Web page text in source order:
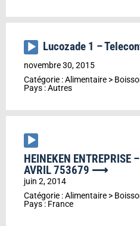
Lecteur
audio
Lucozade 1 –
novembre 30, 2015
Catégorie :Alimentaire >
Pays :Autres
Lecteur
audio
HEINEKEN ENTREPRISE
AVRIL 753679 ⟶
juin 2, 2014
Catégorie :Alimentaire >
Pays : France